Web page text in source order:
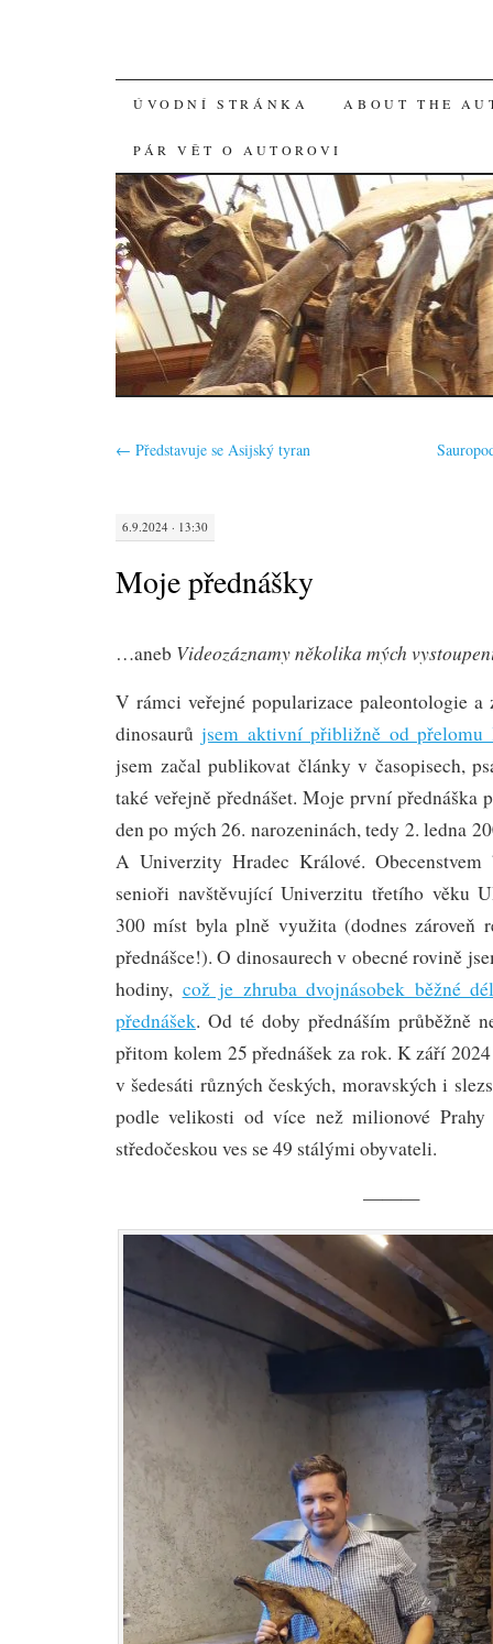
SKIP
TO
CONTENT
ÚVODNÍ STRÁNKA ABOUT THE
PÁR VĚT O AUTOROVI
← Představuje se Asijský tyran
6.9.2024 · 13:30
Moje přednášky
…aneb Videozáznamy několika mých
V rámci veřejné popularizace paleontologie a
dinosaurůjsem aktivní přibližně od přelomu
jsem začal publikovat články v časopisech,
také veřejně přednášet. Moje první přednáška
den po mých 26. narozeninách, tedy 2. ledna
A Univerzity Hradec Králové.
senioři navštěvující Univerzitu třetího věku
300 míst byla plně využita (dodnes zároveň
přednášce!). O dinosaurech v obecné rovině
hodiny, což je zhruba dvojnásobek běžné
přednášek. Od té doby přednáším průběžně
přitom kolem 25 přednášek za rok. K září
v šedesáti různých českých, moravských i
podle velikosti od více než milionové Prahy
středočeskou ves se 49 stálými obyvateli.
———